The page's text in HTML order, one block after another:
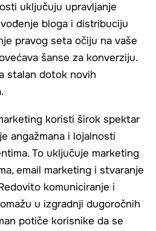
uključuju upravljanje
bloga i distribuciju
pravog seta očiju na vaše
šanse za konverziju.
stalan dotok novih
koristi širok spektar
angažmana i lojalnosti
To uključuje marketing
email marketing i stvaranje
komuniciranje i
u izgradnji dugoročnih
potiče korisnike da se